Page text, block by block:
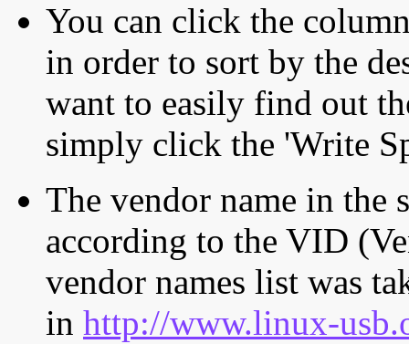
You can click the
in order to sort by the
want to easily find out
simply click the 'Write
The vendor name in the
according to the VID
vendor names list was
in http://www.linux-